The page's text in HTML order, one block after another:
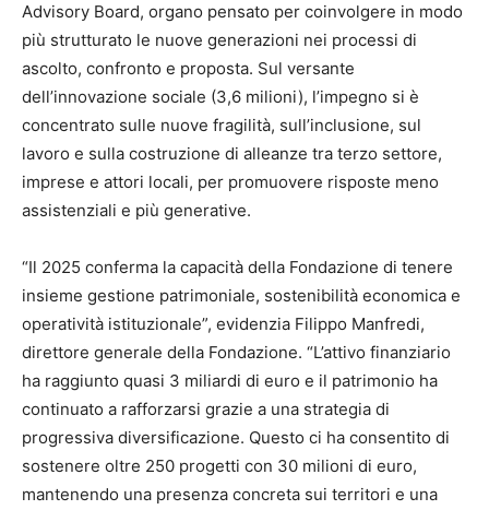
Advisory Board, organo pensato per coinvolgere in modo
più strutturato le nuove generazioni nei processi di
ascolto, confronto e proposta. Sul versante
dell’innovazione sociale (3,6 milioni), l’impegno si è
concentrato sulle nuove fragilità, sull’inclusione, sul
lavoro e sulla costruzione di alleanze tra terzo settore,
imprese e attori locali, per promuovere risposte meno
assistenziali e più generative.
“Il 2025 conferma la capacità della Fondazione di tenere
insieme gestione patrimoniale, sostenibilità economica e
operatività istituzionale”, evidenzia Filippo Manfredi,
direttore generale della Fondazione. “L’attivo finanziario
ha raggiunto quasi 3 miliardi di euro e il patrimonio ha
continuato a rafforzarsi grazie a una strategia di
progressiva diversificazione. Questo ci ha consentito di
sostenere oltre 250 progetti con 30 milioni di euro,
mantenendo una presenza concreta sui territori e una